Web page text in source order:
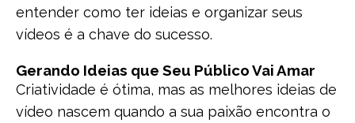
entender como ter ideias e organizar seus
vídeos é a chave do sucesso.
Gerando Ideias que Seu Público Vai Amar
Criatividade é ótima, mas as melhores ideias de
vídeo nascem quando a sua paixão encontra o